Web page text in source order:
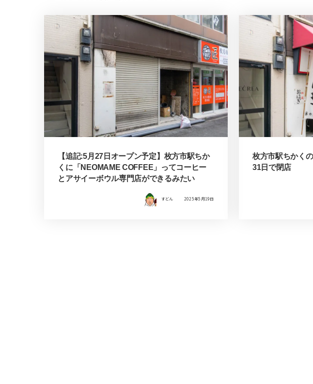
【追記:5月27日オープン予定】枚方市駅ちか
くに「NEOMAME COFFEE」ってコーヒー
とアサイーボウル専門店ができるみたい
すどん 2025年5月19日
枚方市駅ちかく
31日で閉店